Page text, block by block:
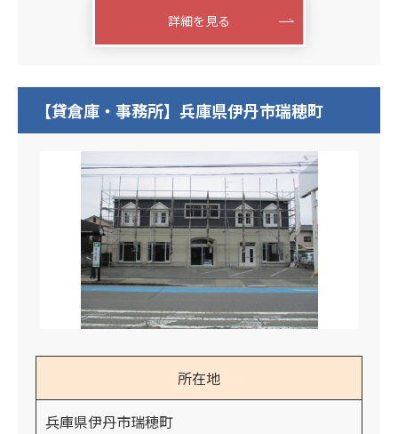
詳細を見る
【貸倉庫・事務所】兵庫県伊丹市瑞穂町
所在地
兵庫県伊丹市瑞穂町